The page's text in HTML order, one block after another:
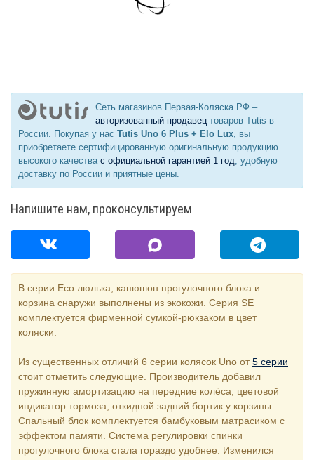
Сеть магазинов Первая-Коляска.РФ –
авторизованный продавецтоваров Tutis в
России. Покупая у нас Tutis Uno 6 Plus + Elo Lux, вы
приобретаете сертифицированную оригинальную продукцию
высокого качества с официальной гарантией 1 год, удобную
доставку по России и приятные цены.
Напишите нам, проконсультируем
В серии Eco люлька, капюшон прогулочного блока и
корзина снаружи выполнены из экокожи. Серия SE
комплектуется фирменной сумкой-рюкзаком в цвет
коляски.
Из существенных отличий 6 серии колясок Uno от5 серии
стоит отметить следующие. Производитель добавил
пружинную амортизацию на передние колёса, цветовой
индикатор тормоза, откидной задний бортик у корзины.
Спальный блок комплектуется бамбуковым матрасиком с
эффектом памяти. Система регулировки спинки
прогулочного блока стала гораздо удобнее. Изменился